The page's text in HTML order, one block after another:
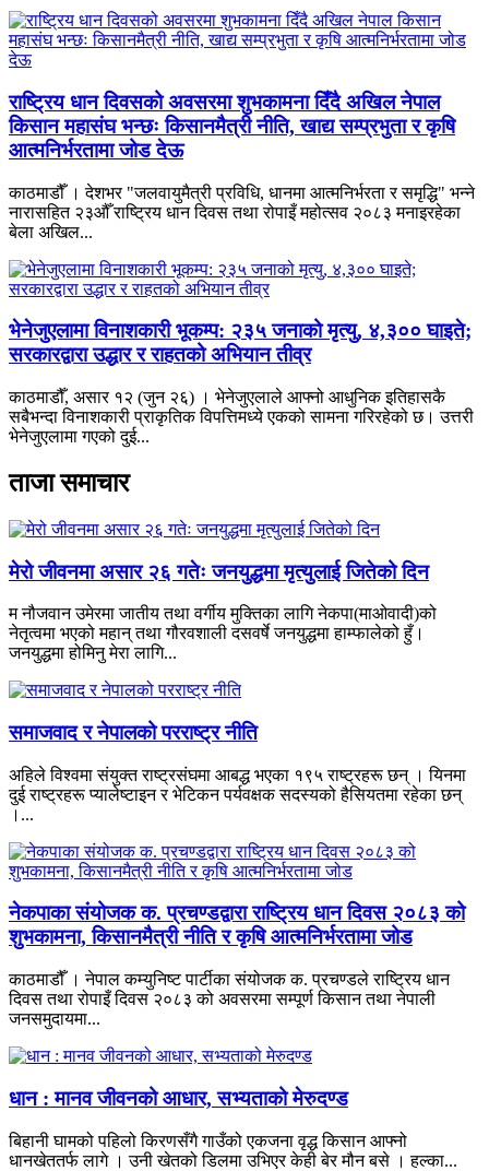
राष्ट्रिय धान दिवसको अवसरमा शुभकामना दिँदै अखिल नेपाल
किसान महासंघ भन्छः किसानमैत्री नीति, खाद्य सम्प्रभुता र कृषि
आत्मनिर्भरतामा जोड देऊ
काठमाडौँ । देशभर "जलवायुमैत्री प्रविधि, धानमा आत्मनिर्भरता र समृद्धि" भन्ने
नारासहित २३औँ राष्ट्रिय धान दिवस तथा रोपाइँ महोत्सव २०८३ मनाइरहेका
बेला अखिल...
भेनेजुएलामा विनाशकारी भूकम्प: २३५ जनाको मृत्यु, ४,३०० घाइते;
सरकारद्वारा उद्धार र राहतको अभियान तीव्र
काठमाडौँ, असार १२ (जुन २६) । भेनेजुएलाले आफ्नो आधुनिक इतिहासकै
सबैभन्दा विनाशकारी प्राकृतिक विपत्तिमध्ये एकको सामना गरिरहेको छ। उत्तरी
भेनेजुएलामा गएको दुई...
ताजा समाचार
मेरो जीवनमा असार २६ गतेः जनयुद्धमा मृत्युलाई जितेको दिन
म नौजवान उमेरमा जातीय तथा वर्गीय मुक्तिका लागि नेकपा(माओवादी)को
नेतृत्वमा भएको महान् तथा गौरवशाली दसवर्षे जनयुद्धमा हाम्फालेको हुँ।
जनयुद्धमा होमिनु मेरा लागि...
समाजवाद र नेपालको परराष्ट्र नीति
अहिले विश्वमा संयुक्त राष्ट्रसंघमा आबद्ध भएका १९५ राष्ट्रहरू छन् । यिनमा
दुई राष्ट्रहरू प्यालेष्टाइन र भेटिकन पर्यवक्षक सदस्यको हैसियतमा रहेका छन्
।...
नेकपाका संयोजक क. प्रचण्डद्वारा राष्ट्रिय धान दिवस २०८३ को
शुभकामना, किसानमैत्री नीति र कृषि आत्मनिर्भरतामा जोड
काठमाडौँ । नेपाल कम्युनिष्ट पार्टीका संयोजक क. प्रचण्डले राष्ट्रिय धान
दिवस तथा रोपाइँ दिवस २०८३ को अवसरमा सम्पूर्ण किसान तथा नेपाली
जनसमुदायमा...
धान : मानव जीवनको आधार, सभ्यताको मेरुदण्ड
बिहानी घामको पहिलो किरणसँगै गाउँको एकजना वृद्ध किसान आफ्नो
धानखेततर्फ लागे । उनी खेतको डिलमा उभिएर केही बेर मौन बसे । हल्का...